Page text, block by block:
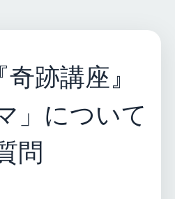
跡講座』
」について
問